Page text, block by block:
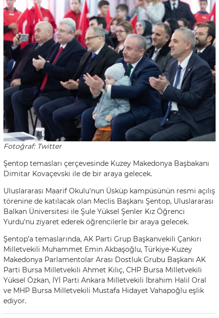
Fotoğraf: Twitter
Şentop temasları çerçevesinde Kuzey Makedonya Başbakanı
Dimitar Kovaçevski ile de bir araya gelecek.
Uluslararası Maarif Okulu'nun Üsküp kampüsünün resmi açılış
törenine de katılacak olan Meclis Başkanı Şentop, Uluslararası
Balkan Üniversitesi ile Şule Yüksel Şenler Kız Öğrenci
Yurdu'nu ziyaret ederek öğrencilerle bir araya gelecek.
Şentop’a temaslarında, AK Parti Grup Başkanvekili Çankırı
Milletvekili Muhammet Emin Akbaşoğlu, Türkiye-Kuzey
Makedonya Parlamentolar Arası Dostluk Grubu Başkanı AK
Parti Bursa Milletvekili Ahmet Kılıç, CHP Bursa Milletvekili
Yüksel Özkan, İYİ Parti Ankara Milletvekili İbrahim Halil Oral
ve MHP Bursa Milletvekili Mustafa Hidayet Vahapoğlu eşlik
ediyor.